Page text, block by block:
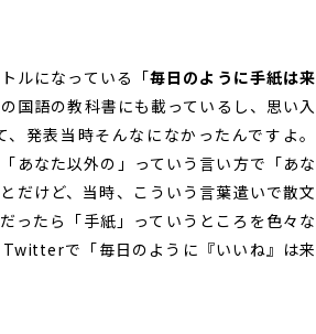
ルになっている「毎日のように手紙は来
国語の教科書にも載っているし、思い入
発表当時そんなになかったんですよ。
あなた以外の」っていう言い方で「あな
だけど、当時、こういう言葉遣いで散文
ったら「手紙」っていうところを色々な
で「毎日のように『いいね』は来